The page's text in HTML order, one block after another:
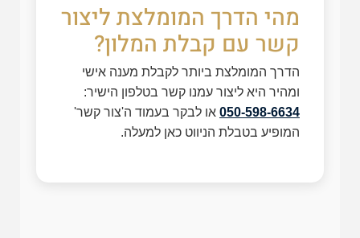
מהי הדרך המומלצת ליצור
קשר עם קבלת המלון?
הדרך המומלצת ביותר לקבלת מענה אישי
ומהיר היא ליצור עמנו קשר בטלפון הישיר:
050-598-6634 או לבקר בעמוד ה'צור קשר'
המופיע בטבלת הניווט כאן למעלה.